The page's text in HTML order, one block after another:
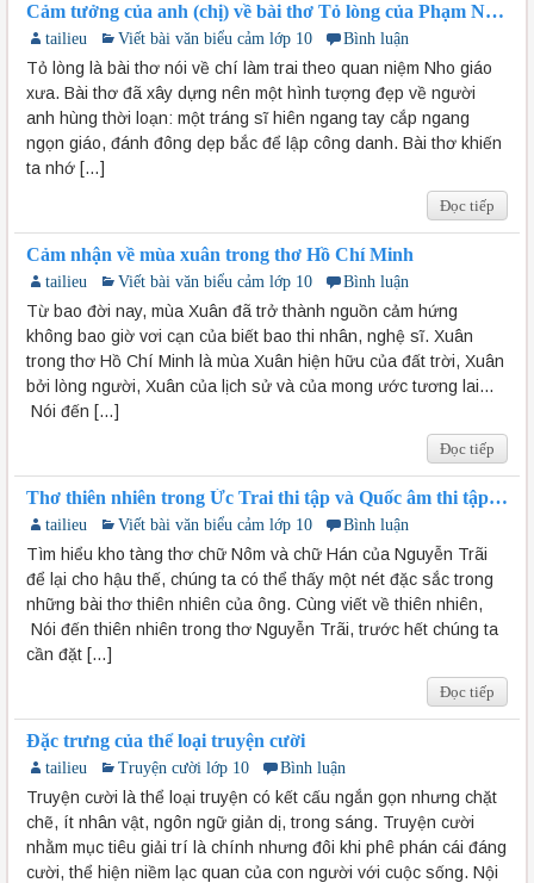
Cảm tưởng của anh (chị) về bài thơ Tỏ lòng của Phạm Ngũ
Lãotailieu Viết bài văn biểu cảm lớp 10 Bình luận
Tỏ lòng là bài thơ nói về chí làm trai theo quan niệm Nho giáo
xưa. Bài thơ đã xây dựng nên một hình tượng đẹp về người
anh hùng thời loạn: một tráng sĩ hiên ngang tay cắp ngang
ngọn giáo, đánh đông dẹp bắc để lập công danh. Bài thơ khiến
ta nhớ […]
Đọc tiếp
Cảm nhận về mùa xuân trong thơ Hồ Chí Minh
tailieu Viết bài văn biểu cảm lớp 10 Bình luận
Từ bao đời nay, mùa Xuân đã trở thành nguồn cảm hứng
không bao giờ vơi cạn của biết bao thi nhân, nghệ sĩ. Xuân
trong thơ Hồ Chí Minh là mùa Xuân hiện hữu của đất trời, Xuân
bởi lòng người, Xuân của lịch sử và của mong ước tương lai…
Nói đến […]
Đọc tiếp
Thơ thiên nhiên trong Ức Trai thi tập và Quốc âm thi tập
của Nguyễn Trãi
tailieu Viết bài văn biểu cảm lớp 10 Bình luận
Tìm hiểu kho tàng thơ chữ Nôm và chữ Hán của Nguyễn Trãi
để lại cho hậu thế, chúng ta có thể thấy một nét đặc sắc trong
những bài thơ thiên nhiên của ông. Cùng viết về thiên nhiên,
Nói đến thiên nhiên trong thơ Nguyễn Trãi, trước hết chúng ta
cần đặt […]
Đọc tiếp
Đặc trưng của thể loại truyện cười
tailieu Truyện cười lớp 10 Bình luận
Truyện cười là thể loại truyện có kết cấu ngắn gọn nhưng chặt
chẽ, ít nhân vật, ngôn ngữ giản dị, trong sáng. Truyện cười
nhằm mục tiêu giải trí là chính nhưng đôi khi phê phán cái đáng
cười, thể hiện niềm lạc quan của con người với cuộc sống. Nội